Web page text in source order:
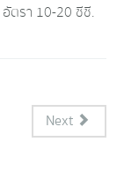
ตรา 10-20 ซีซี.
Next